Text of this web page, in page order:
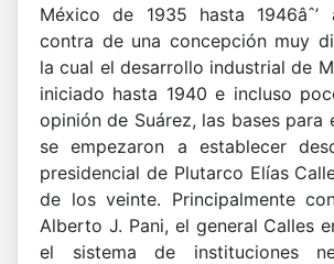
México de 1935 hasta 1946âˆ’
contra de una concepción muy
la cual el desarrollo industrial de
iniciado hasta 1940 e incluso
opinión de Suárez, las bases para
se empezaron a establecer
presidencial de Plutarco Elías
de los veinte. Principalmente
Alberto J. Pani, el general Calles
el sistema de instituciones